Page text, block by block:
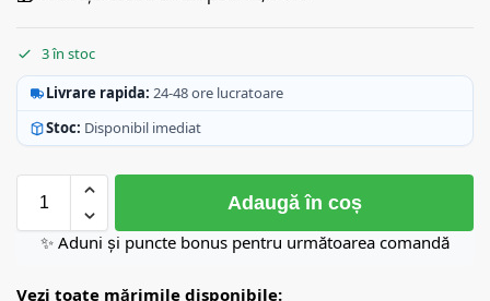
3 în stoc
Livrare rapida: 24-48 ore lucratoare
Stoc: Disponibil imediat
Adaugă în coș
✨ Aduni și puncte bonus pentru următoarea comandă
Vezi toate mărimile disponibile: